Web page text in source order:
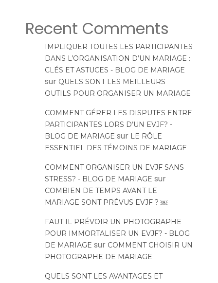
Recent Comments
IMPLIQUER TOUTES LES PARTICIPANTES
DANS L’ORGANISATION D’UN MARIAGE :
CLÉS ET ASTUCES - BLOG DE MARIAGE
sur QUELS SONT LES MEILLEURS
OUTILS POUR ORGANISER UN MARIAGE
COMMENT GÉRER LES DISPUTES ENTRE
PARTICIPANTES LORS D’UN EVJF? -
BLOG DE MARIAGE sur LE RÔLE
ESSENTIEL DES TÉMOINS DE MARIAGE
COMMENT ORGANISER UN EVJF SANS
STRESS? - BLOG DE MARIAGE sur
COMBIEN DE TEMPS AVANT LE
MARIAGE SONT PRÉVUS EVJF ? ￼
FAUT IL PRÉVOIR UN PHOTOGRAPHE
POUR IMMORTALISER UN EVJF? - BLOG
DE MARIAGE sur COMMENT CHOISIR UN
PHOTOGRAPHE DE MARIAGE
QUELS SONT LES AVANTAGES ET